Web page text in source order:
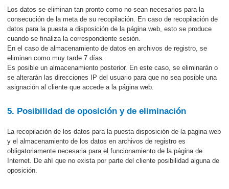
Los datos se eliminan tan pronto como no sean necesarios para la
consecución de la meta de su recopilación. En caso de recopilación de
datos para la puesta a disposición de la página web, esto se produce
cuando se finaliza la correspondiente sesión.
En el caso de almacenamiento de datos en archivos de registro, se
eliminan como muy tarde 7 días.
Es posible un almacenamiento posterior. En este caso, se eliminarán o
se alterarán las direcciones IP del usuario para que no sea posible una
asignación al cliente que accede a la página web.
5. Posibilidad de oposición y de eliminación
La recopilación de los datos para la puesta disposición de la página web
y el almacenamiento de los datos en archivos de registro es
obligatoriamente necesaria para el funcionamiento de la página de
Internet. De ahí que no exista por parte del cliente posibilidad alguna de
oposición.